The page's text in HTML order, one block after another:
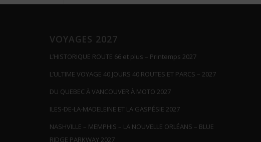
VOYAGES 2027
L’HISTORIQUE ROUTE 66 et plus – Printemps 2027
L’ULTIME VOYAGE 40 JOURS 40 ROUTES ET PARCS – 2027
DU QUEBEC À VANCOUVER À MOTO 2027
ILES-DE-LA-MADELEINE ET LA GASPÉSIE 2027
NASHVILLE – MEMPHIS – LA NOUVELLE ORLÉANS – BLUE
RIDGE PARKWAY 2027